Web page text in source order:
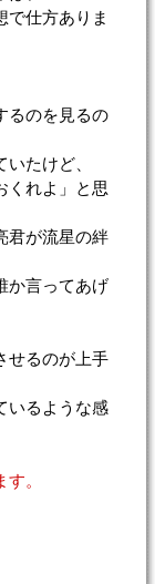
で仕方ありま
るのを見るの
たけど、
くれよ」と思
君が流星の絆
か言ってあげ
せるのが上手
いるような感
。